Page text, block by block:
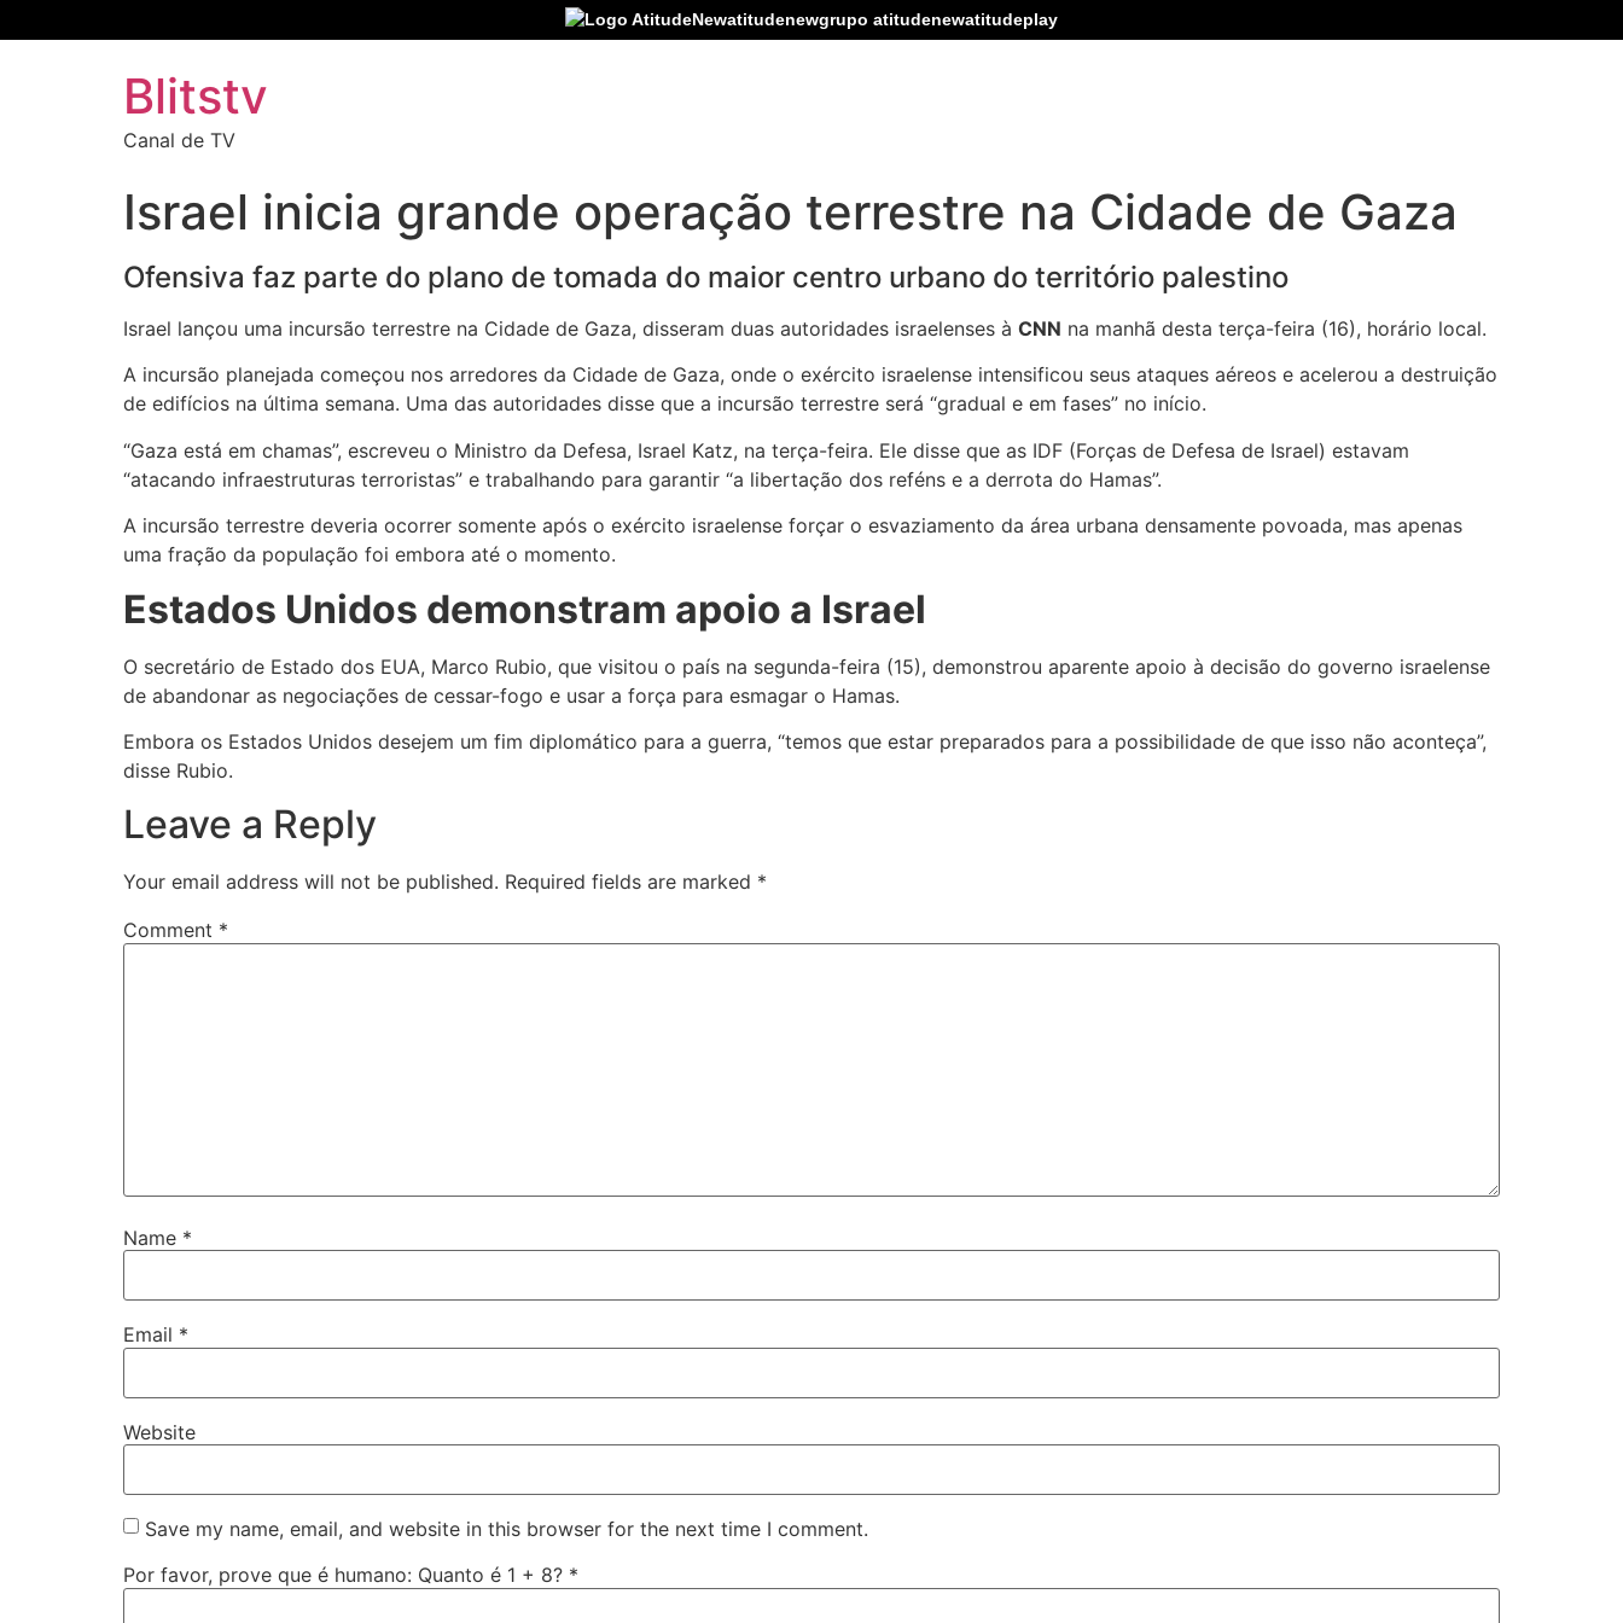
Blitstv
Canal de TV
Israel inicia grande operação terrestre na Cidade de Gaza
Ofensiva faz parte do plano de tomada do maior centro urbano do território palestino
Israel lançou uma incursão terrestre na Cidade de Gaza, disseram duas autoridades israelenses à CNN na manhã desta terça-feira (16), horário local.
A incursão planejada começou nos arredores da Cidade de Gaza, onde o exército israelense intensificou seus ataques aéreos e acelerou a destruição
de edifícios na última semana. Uma das autoridades disse que a incursão terrestre será “gradual e em fases” no início.
“Gaza está em chamas”, escreveu o Ministro da Defesa, Israel Katz, na terça-feira. Ele disse que as IDF (Forças de Defesa de Israel) estavam
“atacando infraestruturas terroristas” e trabalhando para garantir “a libertação dos reféns e a derrota do Hamas”.
A incursão terrestre deveria ocorrer somente após o exército israelense forçar o esvaziamento da área urbana densamente povoada, mas apenas
uma fração da população foi embora até o momento.
Estados Unidos demonstram apoio a Israel
O secretário de Estado dos EUA, Marco Rubio, que visitou o país na segunda-feira (15), demonstrou aparente apoio à decisão do governo israelense
de abandonar as negociações de cessar-fogo e usar a força para esmagar o Hamas.
Embora os Estados Unidos desejem um fim diplomático para a guerra, “temos que estar preparados para a possibilidade de que isso não aconteça”,
disse Rubio.
Leave a Reply
Your email address will not be published. Required fields are marked *
Comment *
Name *
Email *
Website
Save my name, email, and website in this browser for the next time I comment.
Por favor, prove que é humano: Quanto é 1 + 8? *
atitudenewgrupo atitudenewatitudeplay